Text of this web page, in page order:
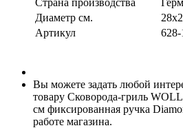
Диаметр см.
Артикул
Вы можете задать любой
товару Сковорода-гриль
см фиксированная ручка
работе магазина.